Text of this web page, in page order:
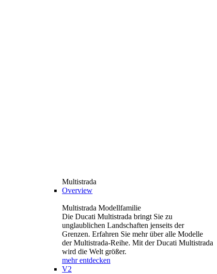
Multistrada
Overview
Multistrada Modellfamilie
Die Ducati Multistrada bringt Sie zu
unglaublichen Landschaften jenseits der
Grenzen. Erfahren Sie mehr über alle Modelle
der Multistrada-Reihe. Mit der Ducati Multistrada
wird die Welt größer.
mehr entdecken
V2